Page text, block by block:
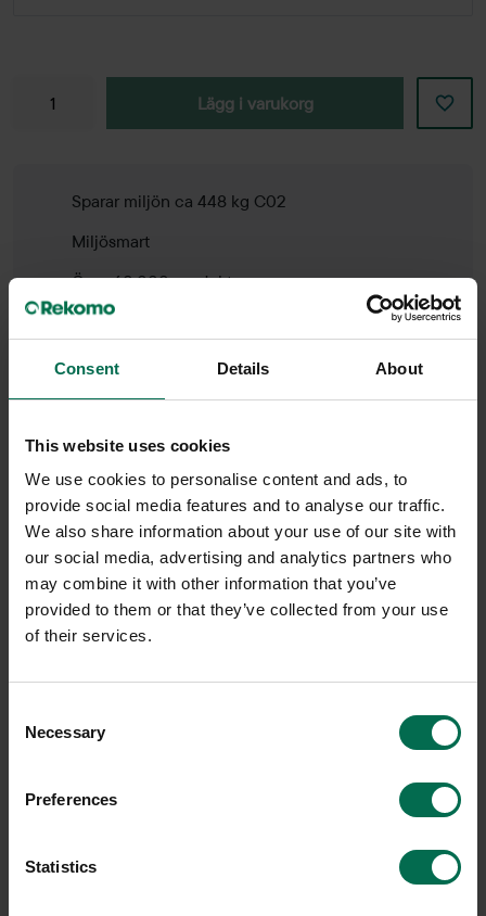
Consent Details About
This website uses cookies
We use cookies to personalise content and ads, to
provide social media features and to analyse our traffic.
We also share information about your use of our site with
our social media, advertising and analytics partners who
may combine it with other information that you’ve
provided to them or that they’ve collected from your use
of their services.
Selection
Necessary
Preferences
Statistics
Lägg i varukorg
Sparar miljön ca 448 kg C02
Miljösmart
Över 60.000 produkter
Halva nypriset
3 års garanti
30 dagars öppet köp online
Beskrivning
Begagnad konferensgrupp med konferensbord och 10 st
konferensstolar. Bordet är modell Julius från EKV i vit laminat
med vitt stativ i A-bens modell. Utrustat med två eluttag.
Stolar av modellen S-380 från Balzar Beskow klädd i röd-
orange mönstrat tyg.
Specifikation
Varumärke
EKV
Färg
Röd, Vit